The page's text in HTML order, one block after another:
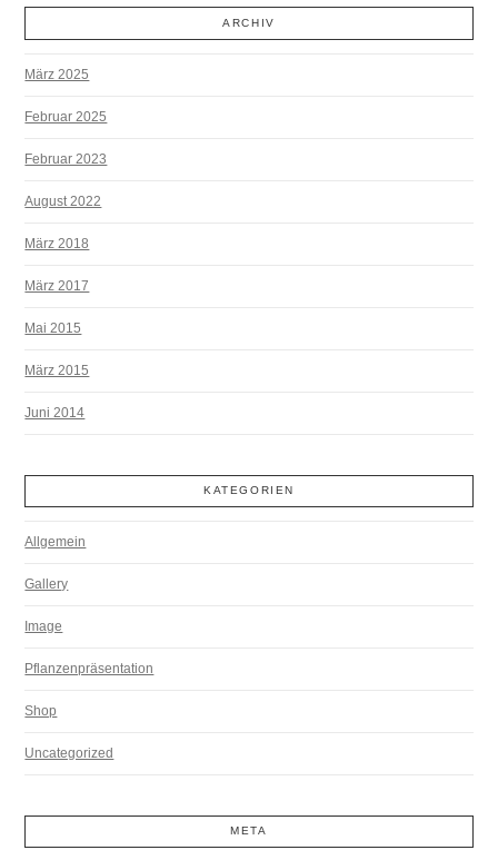
ARCHIV
März 2025
Februar 2025
Februar 2023
August 2022
März 2018
März 2017
Mai 2015
März 2015
Juni 2014
KATEGORIEN
Allgemein
Gallery
Image
Pflanzenpräsentation
Shop
Uncategorized
META